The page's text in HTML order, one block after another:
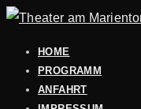
HOME
PROGRAMM
ANFAHRT